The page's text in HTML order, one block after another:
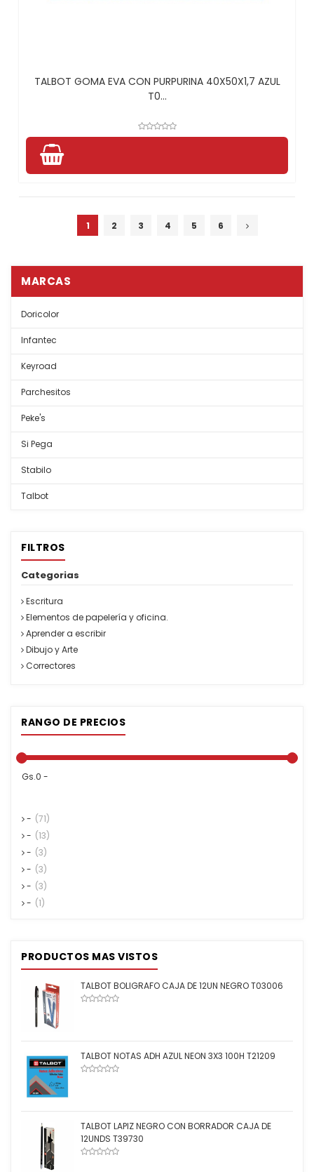
TALBOT GOMA EVA CON PURPURINA 40X50X1,7 AZUL
T0...
1 2 3 4 5 6
MARCAS
Doricolor
Infantec
Keyroad
Parchesitos
Peke's
Si Pega
Stabilo
Talbot
FILTROS
Categorias
Escritura
Elementos de papelería y oficina.
Aprender a escribir
Dibujo y Arte
Correctores
RANGO DE PRECIOS
Gs.0 -
- (71)
- (13)
- (3)
- (3)
- (3)
- (1)
PRODUCTOS MAS VISTOS
TALBOT BOLIGRAFO CAJA DE 12UN NEGRO T03006
TALBOT NOTAS ADH AZUL NEON 3X3 100H T21209
TALBOT LAPIZ NEGRO CON BORRADOR CAJA DE
12UNDS T39730